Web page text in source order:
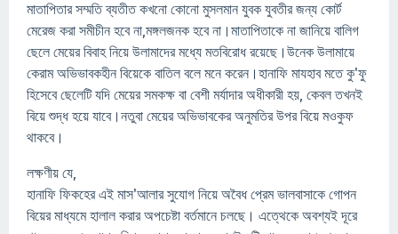
মাতাপিতার সম্মতি ব্যতীত কখনো কোনো মুসলমান যুবক যুবতীর জন্য কোর্ট
মেরেজ করা সমীচীন হবে না,মঙ্গলজনক হবে না।মাতাপিতাকে না জানিয়ে বালিগ
ছেলে মেয়ের বিবাহ নিয়ে উলামাদের মধ্যে মতবিরোধ রয়েছে।উনেক উলামায়ে
কেরাম অভিভাবকহীন বিয়েকে বাতিল বলে মনে করেন।হানাফি মাযহাব মতে কু'ফু
হিসেবে ছেলেটি যদি মেয়ের সমকক্ষ বা বেশী মর্যাদার অধীকারী হয়, কেবল তখনই
বিয়ে শুদ্ধ হয়ে যাবে।নতুবা মেয়ের অভিভাবকের অনুমতির উপর বিয়ে মওকুফ
থাকবে।
লক্ষণীয় যে,
হানাফি ফিকহের এই মাস'আলার সুযোগ নিয়ে অবৈধ প্রেম ভালবাসাকে গোপন
বিয়ের মাধ্যমে হালাল করার অপচেষ্টা বর্তমানে চলছে। এত্থেকে অবশ্যই দূরে